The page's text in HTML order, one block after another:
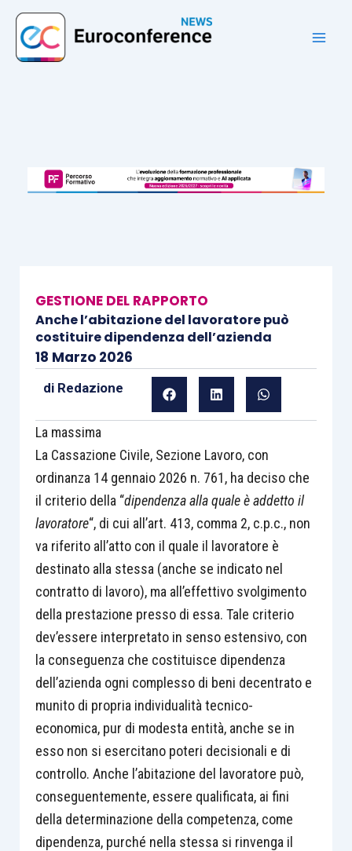
contenuto
GESTIONE DEL RAPPORTO
Anche l’abitazione del lavoratore può
costituire dipendenza dell’azienda
18 Marzo 2026
di Redazione
La massima
La Cassazione Civile, Sezione Lavoro, con
ordinanza 14 gennaio 2026 n. 761, ha deciso che
il criterio della “dipendenza alla quale è addetto il
lavoratore“, di cui all’art. 413, comma 2, c.p.c., non
va riferito all’atto con il quale il lavoratore è
destinato alla stessa (anche se indicato nel
contratto di lavoro), ma all’effettivo svolgimento
della prestazione presso di essa. Tale criterio
dev’essere interpretato in senso estensivo, con
la conseguenza che costituisce dipendenza
dell’azienda ogni complesso di beni decentrato e
munito di propria individualità tecnico-
economica, pur di modesta entità, anche se in
esso non si esercitano poteri decisionali e di
controllo. Anche l’abitazione del lavoratore può,
conseguentemente, essere qualificata, ai fini
della determinazione della competenza, come
dipendenza, purché nella stessa si rinvenga il